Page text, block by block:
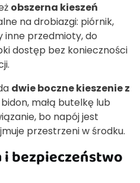
obszerna kieszeń
na drobiazgi: piórnik,
inne przedmioty, do
dostęp bez konieczności
dwie boczne kieszenie z
małą butelkę lub
bo napój jest
przestrzeni w środku.
bezpieczeństwo